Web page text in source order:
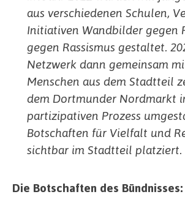
aus verschiedenen Schulen,
Initiativen Wandbilder gegen
gegen Rassismus gestaltet.
Netzwerk dann gemeinsam
Menschen aus dem Stadtteil
dem Dortmunder Nordmarkt
partizipativen Prozess
Botschaften für Vielfalt und
sichtbar im Stadtteil platziert.
Die Botschaften des Bündnisses: